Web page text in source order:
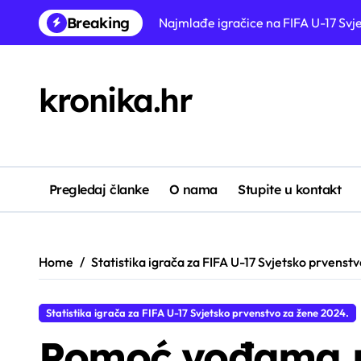
content
Breaking
SAD U-17 žene: Prilike za
Najvrednije igračice na FIFA U-17
Defenzivni vođe na FIFA U-17
Prijelazna igra na FIFA U-17
kronika.hr
Pregledaj članke O nama Stupite u kontakt
Home Statistika igrača za FIFA U-17 Svjetsko
Statistika igrača za FIFA U-17 Svjetsko prvenstvo za žene 2024.